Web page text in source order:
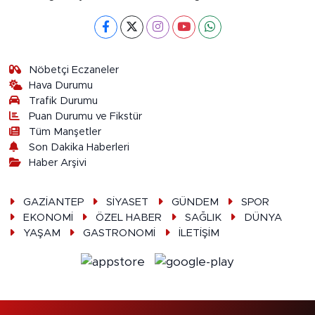
Nöbetçi Eczaneler
Hava Durumu
Trafik Durumu
Puan Durumu ve Fikstür
Tüm Manşetler
Son Dakika Haberleri
Haber Arşivi
GAZİANTEP SİYASET GÜNDEM
SPOR
EKONOMİ
ÖZEL HABER SAĞLIK
DÜNYA
YAŞAM
GASTRONOMİ İLETİŞİM